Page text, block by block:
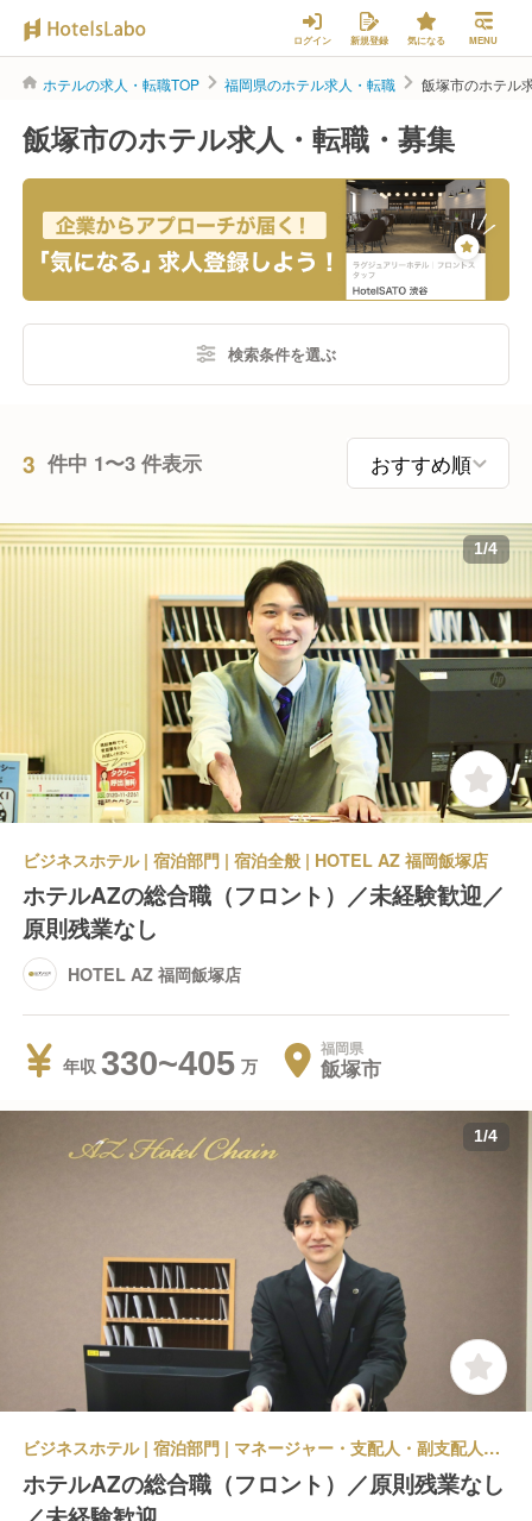
ログイン 新規登録 気になる MENU
ホテルの求人・転職TOP 福岡県のホテル求人・転職 飯塚市のホテル
飯塚市のホテル求人・転職・募集
検索条件を選ぶ
3 件中 1〜3 件表示
1/4
ビジネスホテル | 宿泊部門 | 宿泊全般 | HOTEL AZ 福岡飯塚店
ホテルAZの総合職（フロント）／未経験歓迎／
原則残業なし
HOTEL AZ 福岡飯塚店
年収 330~405 福岡県
飯塚市
1/4
ビジネスホテル | 宿泊部門 | マネージャー・支配人・副支配人・女将 | HOTEL AZ 福岡飯塚店
ホテルAZの総合職（フロント）／原則残業なし